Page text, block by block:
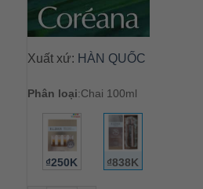
Xuất xứ: HÀN QUỐC
Phân loại:Chai 100ml
₫250K ₫838K